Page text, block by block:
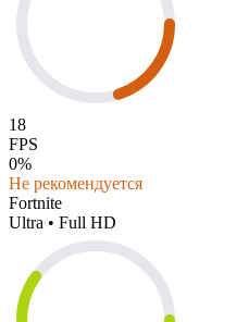
18
FPS
0%
Не рекомендуется
Fortnite
Ultra • Full HD